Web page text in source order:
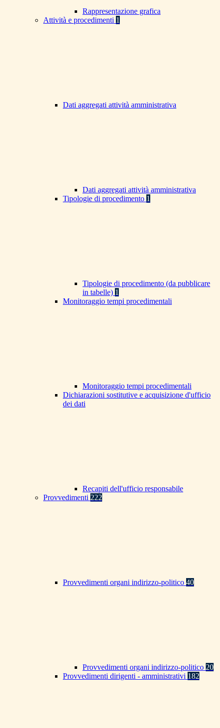
Rappresentazione grafica
Attività e procedimenti 1
Dati aggregati attività amministrativa
Dati aggregati attività amministrativa
Tipologie di procedimento 1
Tipologie di procedimento (da pubblicare
in tabelle) 1
Monitoraggio tempi procedimentali
Monitoraggio tempi procedimentali
Dichiarazioni sostitutive e acquisizione d'ufficio
dei dati
Recapiti dell'ufficio responsabile
Provvedimenti 222
Provvedimenti organi indirizzo-politico 40
Provvedimenti organi indirizzo-politico 20
Provvedimenti dirigenti - amministrativi 182